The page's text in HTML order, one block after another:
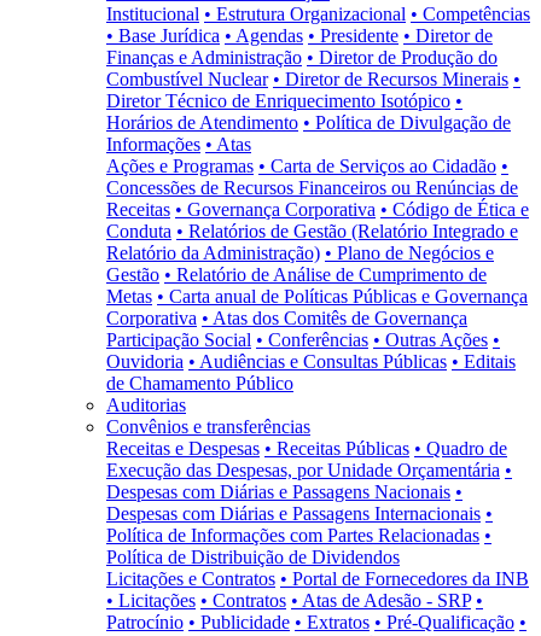
Institucional • Estrutura Organizacional • Competências
• Base Jurídica • Agendas • Presidente • Diretor de
Finanças e Administração • Diretor de Produção do
Combustível Nuclear • Diretor de Recursos Minerais •
Diretor Técnico de Enriquecimento Isotópico •
Horários de Atendimento • Política de Divulgação de
Informações • Atas
Ações e Programas • Carta de Serviços ao Cidadão •
Concessões de Recursos Financeiros ou Renúncias de
Receitas • Governança Corporativa • Código de Ética e
Conduta • Relatórios de Gestão (Relatório Integrado e
Relatório da Administração) • Plano de Negócios e
Gestão • Relatório de Análise de Cumprimento de
Metas • Carta anual de Políticas Públicas e Governança
Corporativa • Atas dos Comitês de Governança
Participação Social • Conferências • Outras Ações •
Ouvidoria • Audiências e Consultas Públicas • Editais
de Chamamento Público
Auditorias
Convênios e transferências
Receitas e Despesas • Receitas Públicas • Quadro de
Execução das Despesas, por Unidade Orçamentária •
Despesas com Diárias e Passagens Nacionais •
Despesas com Diárias e Passagens Internacionais •
Política de Informações com Partes Relacionadas •
Política de Distribuição de Dividendos
Licitações e Contratos • Portal de Fornecedores da INB
• Licitações • Contratos • Atas de Adesão - SRP •
Patrocínio • Publicidade • Extratos • Pré-Qualificação •